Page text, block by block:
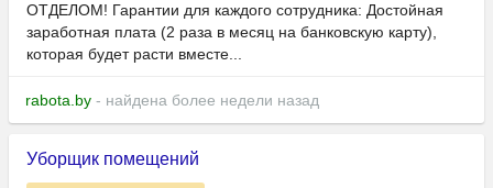
ОТДЕЛОМ! Гарантии для каждого сотрудника: Достойная
заработная плата (2 раза в месяц на банковскую карту),
которая будет расти вместе...
rabota.by - найдена более недели назад
Уборщик помещений